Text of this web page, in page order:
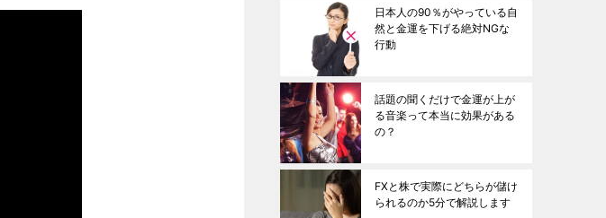
日本人の90％がやっている自
然と金運を下げる絶対NGな
行動
話題の聞くだけで金運が上が
る音楽って本当に効果がある
の？
FXと株で実際にどちらが儲け
られるのか5分で解説します